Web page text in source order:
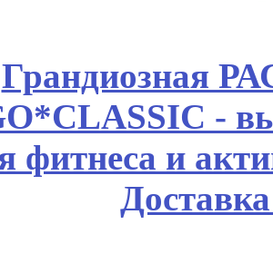
Грандиозная
-
фитнеса и